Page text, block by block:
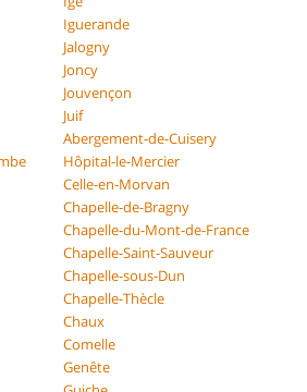
Iguerande
Jalogny
Joncy
Jouvençon
Juif
Abergement-de-Cuisery
Hôpital-le-Mercier
Celle-en-Morvan
Chapelle-de-Bragny
Chapelle-du-Mont-de-France
Chapelle-Saint-Sauveur
Chapelle-sous-Dun
Chapelle-Thècle
Chaux
Comelle
Genête